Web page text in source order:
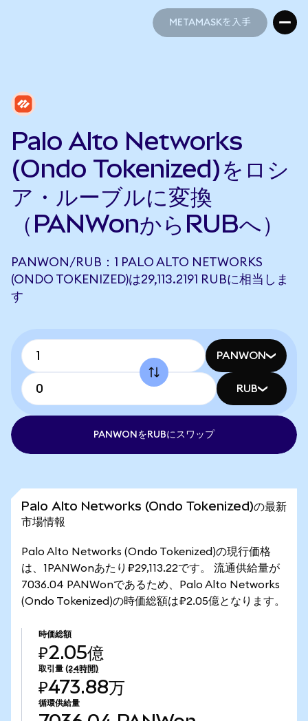
METAMASKを入手
Palo Alto Networks
(Ondo Tokenized)をロシ
ア・ルーブルに変換
（PANWonからRUBへ）
PANWON/RUB：1 PALO ALTO NETWORKS
(ONDO TOKENIZED)は29,113.2191 RUBに相当しま
す
PANWON
RUB
PANWONをRUBにスワップ
Palo Alto Networks (Ondo Tokenized)の最新
市場情報
Palo Alto Networks (Ondo Tokenized)の現行価格
は、1PANWonあたり₽29,113.22です。 流通供給量が
7036.04 PANWonであるため、Palo Alto Networks
(Ondo Tokenized)の時価総額は₽2.05億となります。
時価総額
₽2.05億
取引量 (24時間)
₽473.88万
循環供給量